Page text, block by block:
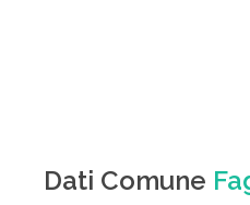
Dati Comune